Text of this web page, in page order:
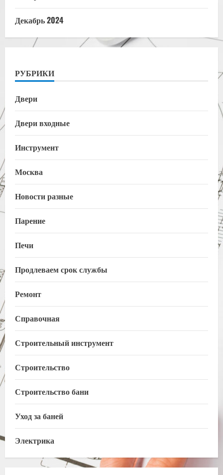
Декабрь 2024
РУБРИКИ
Двери
Двери входные
Инструмент
Москва
Новости разные
Парение
Печи
Продлеваем срок службы
Ремонт
Справочная
Строительный инструмент
Строительство
Строительство бани
Уход за баней
Электрика